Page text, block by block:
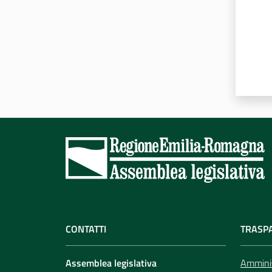
CONTATTI
Assemblea legislativa